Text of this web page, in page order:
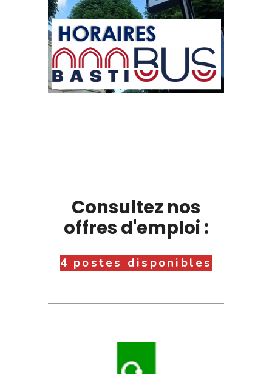
Consultez nos
offres d'emploi :
4 postes disponibles